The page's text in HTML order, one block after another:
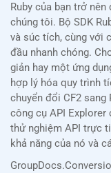
Ruby của bạn trở
chúng tôi. Bộ SDK
và súc tích, cùng với
đầu nhanh chóng.
giản hay một ứng
hợp lý hóa quy trình
chuyển đổi CF2
công cụ API Explorer
thử nghiệm API trực
khả năng của nó và